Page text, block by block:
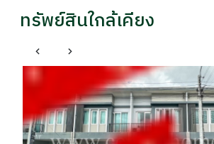
ทรัพย์สินใกล้เคียง